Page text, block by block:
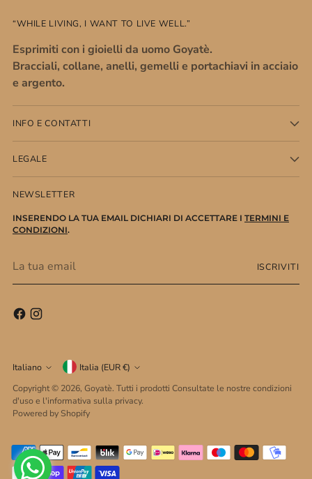
“WHILE LIVING, I WANT TO LIVE WELL.”
Esprimiti con i gioielli da uomo Goyatè.
Bracciali, collane, anelli, gemelli e portachiavi in acciaio
e argento.
INFO E CONTATTI
LEGALE
NEWSLETTER
INSERENDO LA TUA EMAIL DICHIARI DI ACCETTARE I TERMINI E
CONDIZIONI.
tua
ISCRIVITI
Lingua
Italiano Valuta
Italia (EUR €)
Copyright © 2026, Goyatè. Tutti i prodotti Consultate le nostre condizioni
d'uso e l'informativa sulla privacy.
Powered by Shopify